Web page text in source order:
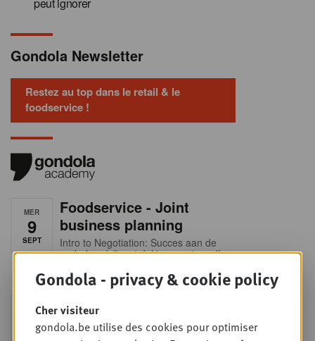
Gondola Newsletter
Restez au top dans le retail & le
foodservice !
MER
9
SEPT
Foodservice - Joint
business planning
Intro to Negotiation: Succes aan de
onderhandelingstafel is geen toeval!
MAR
15
Into Retail - Sold out
Ne manquez pas cette occasion
unique de comprendre en profondeur
Gondola - privacy & cookie policy
Cher visiteur
gondola.be utilise des cookies pour optimiser